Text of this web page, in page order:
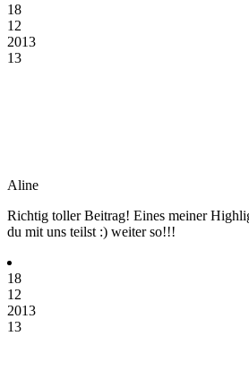
18
12
2013
13
Aline
Richtig toller Beitrag! Eines meiner
du mit uns teilst :) weiter so!!!
18
12
2013
13